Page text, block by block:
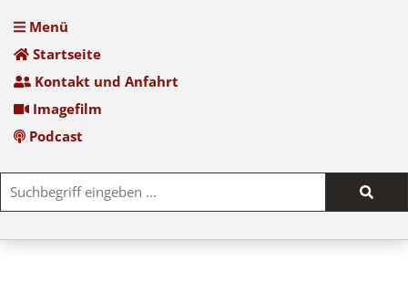
Menü
Startseite
Kontakt und Anfahrt
Imagefilm
Podcast